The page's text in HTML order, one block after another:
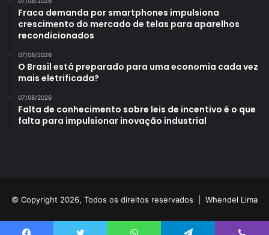
Fraca demanda por smartphones impulsiona
crescimento do mercado de telas para aparelhos
recondicionados
07/08/2026
O Brasil está preparado para uma economia cada vez
mais eletrificada?
07/08/2026
Falta de conhecimento sobre leis de incentivo é o que
falta para impulsionar inovação industrial
© Copyright 2026, Todos os direitos reservados | Whendel Lima